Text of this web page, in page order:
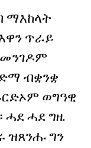
ማእከላት
ጥራይ
መንገዶም
ብቋንቋ
ወግዓዊ
ሓደ ግዜ
ዝጸንሑ ግን